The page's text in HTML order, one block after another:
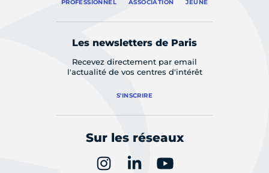
PROFESSIONNEL ASSOCIATION JEUNE
Les newsletters de Paris
Recevez directement par email
l'actualité de vos centres d'intérêt
S'INSCRIRE
Sur les réseaux